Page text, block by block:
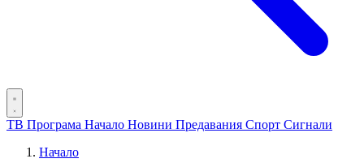
ТВ Програма Начало Новини Предавания Спорт Сигнали
Начало